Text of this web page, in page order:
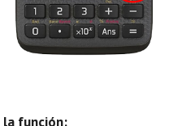
función: